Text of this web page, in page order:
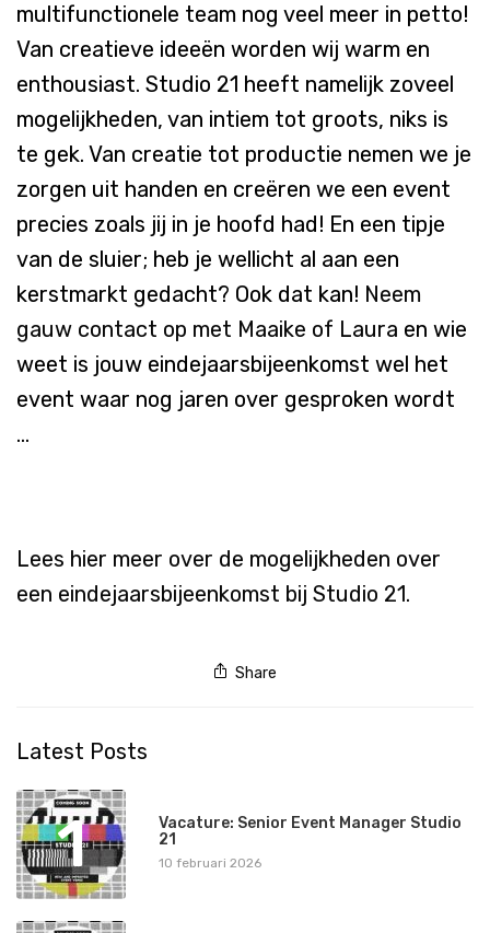
multifunctionele team nog veel meer in petto!
Van creatieve ideeën worden wij warm en
enthousiast. Studio 21 heeft namelijk zoveel
mogelijkheden, van intiem tot groots, niks is
te gek. Van creatie tot productie nemen we je
zorgen uit handen en creëren we een event
precies zoals jij in je hoofd had! En een tipje
van de sluier; heb je wellicht al aan een
kerstmarkt gedacht? Ook dat kan! Neem
gauw contact op met Maaike of Laura en wie
weet is jouw eindejaarsbijeenkomst wel het
event waar nog jaren over gesproken wordt
…
Lees hier meer over de mogelijkheden over
een eindejaarsbijeenkomst bij Studio 21.
Share
Latest Posts
1
Vacature: Senior Event Manager Studio
21
10 februari 2026